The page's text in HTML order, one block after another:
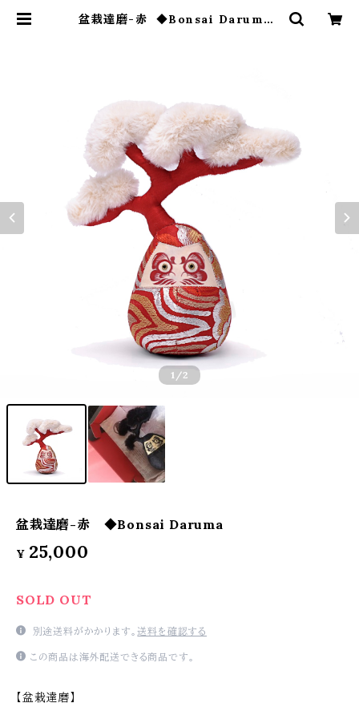
盆栽達磨-赤 ◆Bonsai Daruma |
1 /2
盆栽達磨-赤 ◆Bonsai Daruma
¥ 25,000
SOLD OUT
別途送料がかかります。送料を確認する
この商品は海外配送できる商品です。
【盆栽達磨】